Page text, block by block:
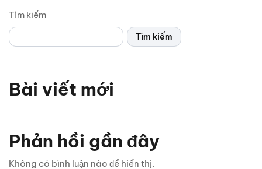
Tìm kiếm
Tìm kiếm
Bài viết mới
Chỉ 1 sợi cáp, Android Box Santek ST830 lột xác hoàn
Phản hồi gần đây
Không có bình luận nào để hiển thị.